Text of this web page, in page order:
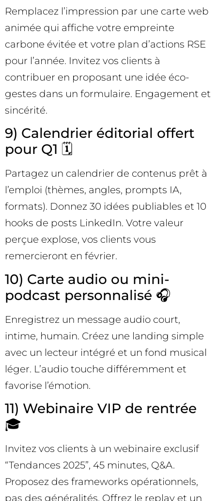
Remplacez l’impression par une carte web
animée qui affiche votre empreinte
carbone évitée et votre plan d’actions RSE
pour l’année. Invitez vos clients à
contribuer en proposant une idée éco-
gestes dans un formulaire. Engagement et
sincérité.
9) Calendrier éditorial offert
pour Q1 🗓️
Partagez un calendrier de contenus prêt à
l’emploi (thèmes, angles, prompts IA,
formats). Donnez 30 idées publiables et 10
hooks de posts LinkedIn. Votre valeur
perçue explose, vos clients vous
remercieront en février.
10) Carte audio ou mini-
podcast personnalisé 🎧
Enregistrez un message audio court,
intime, humain. Créez une landing simple
avec un lecteur intégré et un fond musical
léger. L’audio touche différemment et
favorise l’émotion.
11) Webinaire VIP de rentrée
🎓
Invitez vos clients à un webinaire exclusif
“Tendances 2025”, 45 minutes, Q&A.
Proposez des frameworks opérationnels,
pas des généralités. Offrez le replay et un